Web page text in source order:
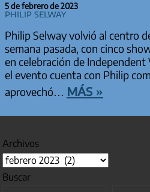
5 de febrero de 2023
Philip Selway
Philip Selway volvió al centro
semana pasada, con cinco
en celebración de Independent
el evento cuenta con Philip
aprovechó… más »
Archivos
Buscar